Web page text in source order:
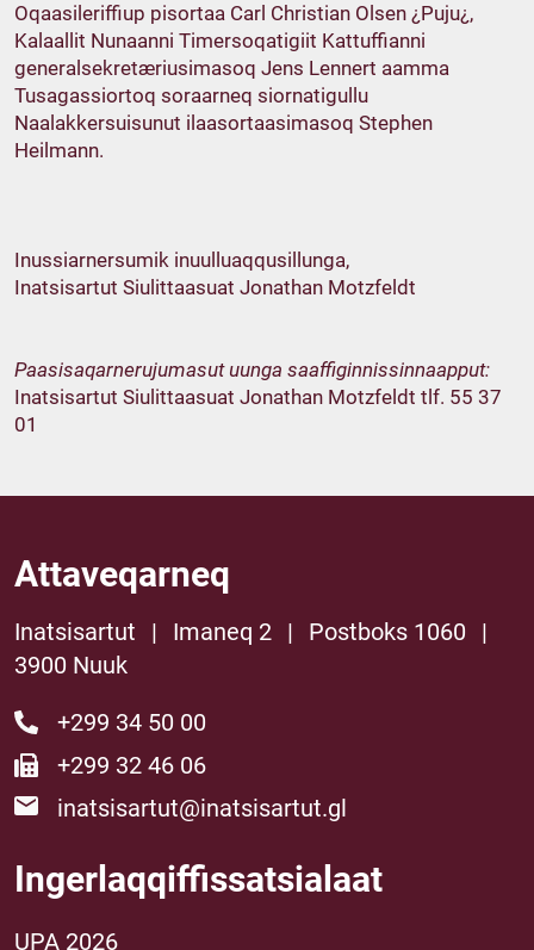
Oqaasileriffiup pisortaa Carl Christian Olsen ¿Puju¿,
Kalaallit Nunaanni Timersoqatigiit Kattuffianni
generalsekretæriusimasoq Jens Lennert aamma
Tusagassiortoq soraarneq siornatigullu
Naalakkersuisunut ilaasortaasimasoq Stephen
Heilmann.
Inussiarnersumik inuulluaqqusillunga,
Inatsisartut Siulittaasuat Jonathan Motzfeldt
Paasisaqarnerujumasut uunga saaffiginnissinnaapput:
Inatsisartut Siulittaasuat Jonathan Motzfeldt tlf. 55 37
01
Attaveqarneq
Inatsisartut | Imaneq 2 | Postboks 1060
|
3900 Nuuk
+299 34 50 00
+299 32 46 06
inatsisartut@inatsisartut.gl
Ingerlaqqiffissatsialaat
UPA 2026